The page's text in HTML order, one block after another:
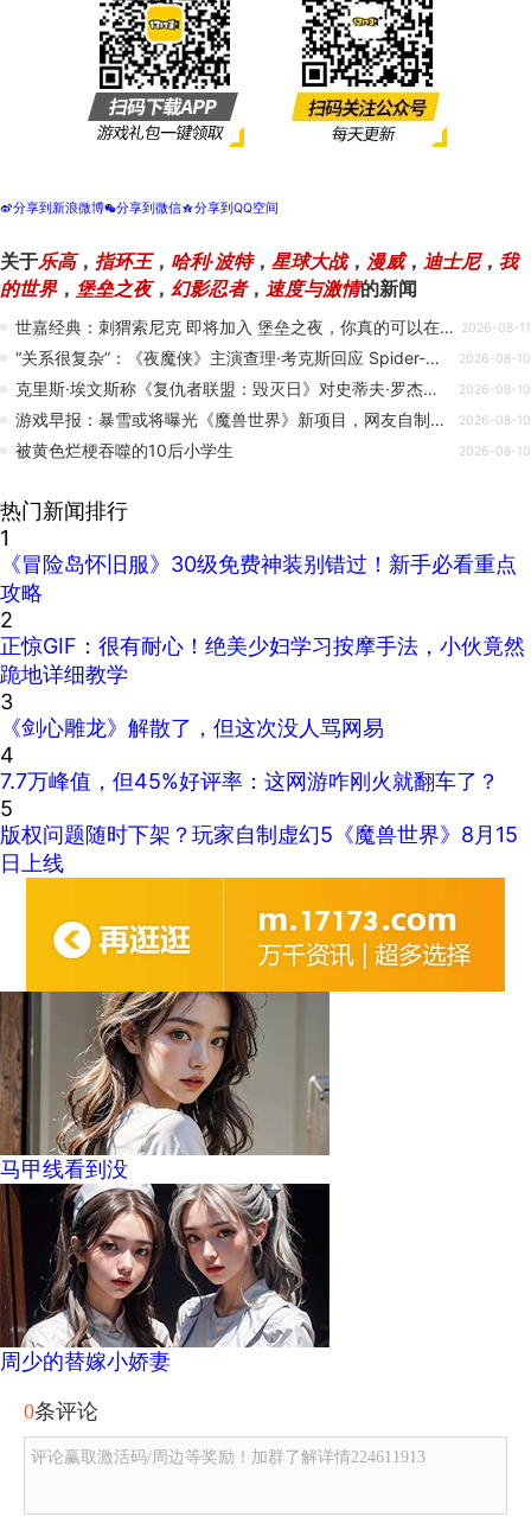
t分享到新浪微博w分享到微信z分享到QQ空间
关于乐高， 指环王， 哈利·波特， 星球大战， 漫威， 迪士尼， 我
的世界， 堡垒之夜， 幻影忍者， 速度与激情的新闻
世嘉经典：刺猬索尼克 即将加入 堡垒之夜，你真的可以在碧翠丘陵关卡中实现蹬墙冲刺。 2026-08-11
“关系很复杂”：《夜魔侠》主演查理·考克斯回应 Spider-Man: Brand New Day，以及惩罚者称自己从未有过像彼得·帕克这样的朋友。 2026-08-10
克里斯·埃文斯称《复仇者联盟：毁灭日》对史蒂夫·罗杰斯将十分“残酷”，粉丝担忧其孩子命运 2026-08-10
游戏早报：暴雪或将曝光《魔兽世界》新项目，网友自制《倚天屠龙记》续集 2026-08-10
被黄色烂梗吞噬的10后小学生 2026-08-10
热门新闻排行
1
《冒险岛怀旧服》30级免费神装别错过！新手必看重点
攻略
2
正惊GIF：很有耐心！绝美少妇学习按摩手法，小伙竟然
跪地详细教学
3
《剑心雕龙》解散了，但这次没人骂网易
4
7.7万峰值，但45%好评率：这网游咋刚火就翻车了？
5
版权问题随时下架？玩家自制虚幻5《魔兽世界》8月15
日上线
马甲线看到没
周少的替嫁小娇妻
0条评论
评论赢取激活码/周边等奖励！加群了解详情224611913